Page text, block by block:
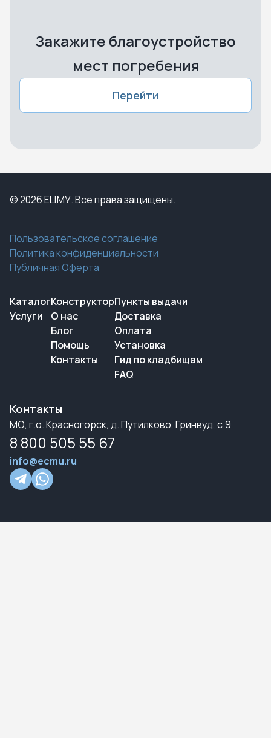
Закажите благоустройство
мест погребения
Перейти
© 2026 ЕЦМУ. Все права защищены.
Пользовательское соглашение
Политика конфиденциальности
Публичная Оферта
Каталог
Услуги
Конструктор
О нас
Блог
Помощь
Контакты
Пункты выдачи
Доставка
Оплата
Установка
Гид по кладбищам
FAQ
Контакты
МО, г.о. Красногорск, д. Путилково, Гринвуд, с.9
8 800 505 55 67
info@ecmu.ru